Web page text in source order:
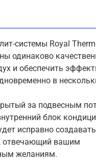
системы Royal
одинаково
и обеспечить
в
за подвесным
блок
исправно создавать
отвечающий вашим
желаниям.